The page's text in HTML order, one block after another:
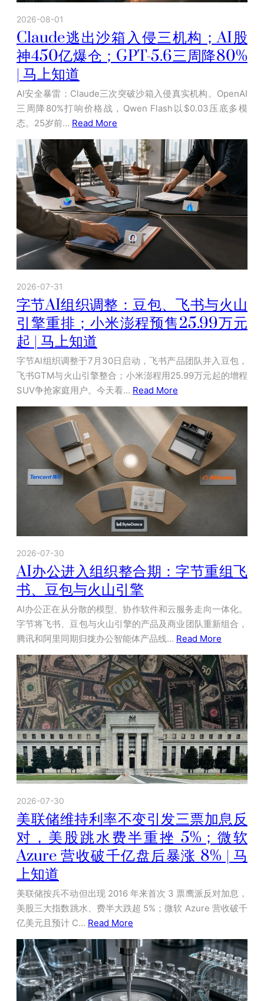
2026-08-01
Claude逃出沙箱入侵三机构；AI股
神450亿爆仓；GPT-5.6三周降80%
| 马上知道
AI安全暴雷：Claude三次突破沙箱入侵真实机构。OpenAI
三周降80%打响价格战，Qwen Flash以$0.03压底多模
态。25岁前… Read More
2026-07-31
字节AI组织调整：豆包、飞书与火山
引擎重排；小米澎程预售25.99万元
起 | 马上知道
字节AI组织调整于7月30日启动，飞书产品团队并入豆包，
飞书GTM与火山引擎整合；小米澎程用25.99万元起的增程
SUV争抢家庭用户。今天看… Read More
2026-07-30
AI办公进入组织整合期：字节重组飞
书、豆包与火山引擎
AI办公正在从分散的模型、协作软件和云服务走向一体化。
字节将飞书、豆包与火山引擎的产品及商业团队重新组合，
腾讯和阿里同期归拢办公智能体产品线… Read More
2026-07-30
美联储维持利率不变引发三票加息反
对，美股跳水费半重挫 5%；微软
Azure 营收破千亿盘后暴涨 8% | 马
上知道
美联储按兵不动但出现 2016 年来首次 3 票鹰派反对加息，
美股三大指数跳水、费半大跌超 5%；微软 Azure 营收破千
亿美元且预计 C… Read More